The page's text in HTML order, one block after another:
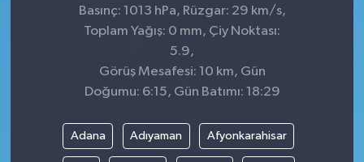
Basınç: 1013 hPa, Rüzgar: 29 km/s,
Toplam Yağış: 0 mm, Çiy Noktası:
5.9,
Görüş Mesafesi: 10 km, Gün
Doğumu: 6:15, Gün Batımı: 18:29
Adana Adıyaman Afyonkarahisar